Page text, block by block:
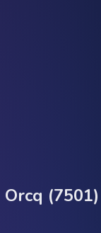
Orcq (7501)